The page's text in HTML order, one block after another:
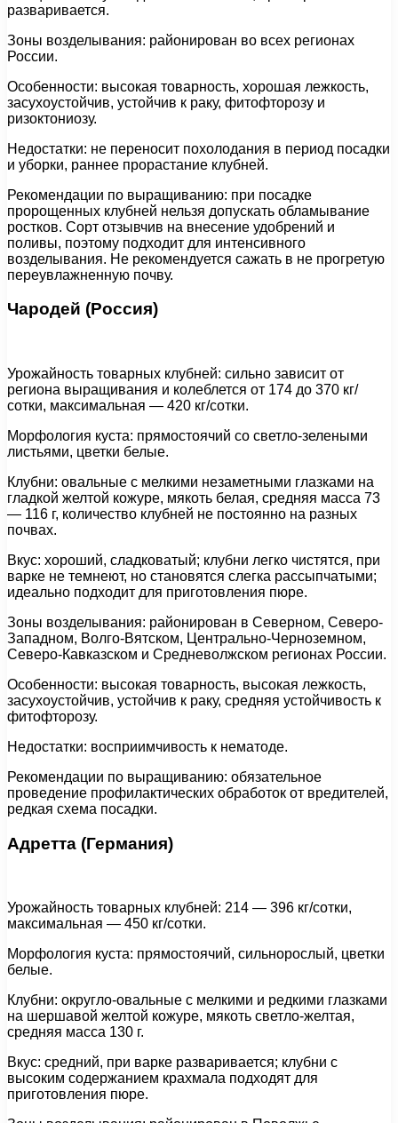
разваривается.
Зоны возделывания: районирован во всех регионах
России.
Особенности: высокая товарность, хорошая лежкость,
засухоустойчив, устойчив к раку, фитофторозу и
ризоктониозу.
Недостатки: не переносит похолодания в период посадки
и уборки, раннее прорастание клубней.
Рекомендации по выращиванию: при посадке
пророщенных клубней нельзя допускать обламывание
ростков. Сорт отзывчив на внесение удобрений и
поливы, поэтому подходит для интенсивного
возделывания. Не рекомендуется сажать в не прогретую
переувлажненную почву.
Чародей (Россия)
Урожайность товарных клубней: сильно зависит от
региона выращивания и колеблется от 174 до 370 кг/
сотки, максимальная — 420 кг/сотки.
Морфология куста: прямостоячий со светло-зелеными
листьями, цветки белые.
Клубни: овальные с мелкими незаметными глазками на
гладкой желтой кожуре, мякоть белая, средняя масса 73
— 116 г, количество клубней не постоянно на разных
почвах.
Вкус: хороший, сладковатый; клубни легко чистятся, при
варке не темнеют, но становятся слегка рассыпчатыми;
идеально подходит для приготовления пюре.
Зоны возделывания: районирован в Северном, Северо-
Западном, Волго-Вятском, Центрально-Черноземном,
Северо-Кавказском и Средневолжском регионах России.
Особенности: высокая товарность, высокая лежкость,
засухоустойчив, устойчив к раку, средняя устойчивость к
фитофторозу.
Недостатки: восприимчивость к нематоде.
Рекомендации по выращиванию: обязательное
проведение профилактических обработок от вредителей,
редкая схема посадки.
Адретта (Германия)
Урожайность товарных клубней: 214 — 396 кг/сотки,
максимальная — 450 кг/сотки.
Морфология куста: прямостоячий, сильнорослый, цветки
белые.
Клубни: округло-овальные с мелкими и редкими глазками
на шершавой желтой кожуре, мякоть светло-желтая,
средняя масса 130 г.
Вкус: средний, при варке разваривается; клубни с
высоким содержанием крахмала подходят для
приготовления пюре.